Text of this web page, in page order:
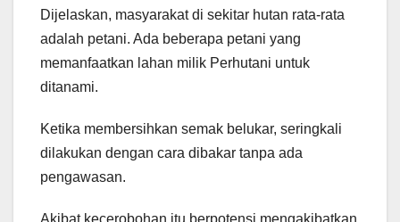
Dijelaskan, masyarakat di sekitar hutan rata-rata
adalah petani. Ada beberapa petani yang
memanfaatkan lahan milik Perhutani untuk
ditanami.
Ketika membersihkan semak belukar, seringkali
dilakukan dengan cara dibakar tanpa ada
pengawasan.